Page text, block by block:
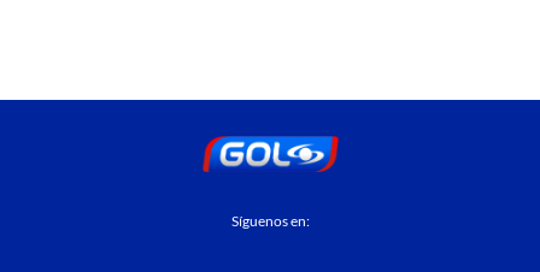
Síguenos en: